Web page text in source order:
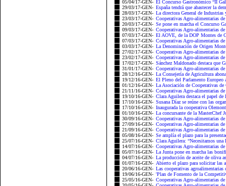
05/04/17-GEN- El Concurso Gastronómico “II
29/03/17-GEN- España tendrá que abastecer la
28/03/17-GEN- La directora General de
23/03/17-GEN- Cooperativas Agro-alimentarias
20/03/17-GEN- Se pone en marcha el Concurso
09/03/17-GEN- Cooperativas Agro-alimentarias
07/03/17-GEN- El AOVE, de la DOP Montes de
07/03/17-GEN- Cooperativas Agro-alimentarias
03/03/17-GEN- La Denominación de Origen
27/02/17-GEN- Cooperativas Agro-alimentarias
23/02/17-GEN- Cooperativas Agro-alimentarias
17/02/17-GEN- Sánchez Maldonado destaca que
31/01/17-GEN- Cooperativas Agro-alimentarias
28/12/16-GEN- La Consejería de Agricultura
19/12/16-GEN- El Pleno del Parlamento Europeo
01/12/16-GEN- La Asociación de Cooperativas
21/11/16-GEN- Cooperativas Agro-alimentarias
19/10/16-GEN- Clara Aguilera destaca el papel
17/10/16-GEN- Susana Díaz se reúne con las
17/10/16-GEN- Inaugurada la cooperativa
01/10/16-GEN- La concursante de la MasterChef
30/09/16-GEN- Cooperativas Agro-alimentarias
27/09/16-GEN- Cooperativas Agro-alimentarias
21/09/16-GEN- Cooperativas Agro-alimentarias
05/08/16-GEN- Se amplía el plazo para la
25/07/16-GEN- Clara Aguilera: “Necesitamos
14/07/16-GEN- Cooperativas Agro-alimentarias
05/07/16-GEN- La Junta pone en marcha las
04/07/16-GEN- La producción de aceite de oliva
01/07/16-GEN- Abierto el plazo para solicitar las
20/06/16-GEN- Las cooperativas agroalimentarias
19/06/16-GEN- 'Plan de Fomento de la
25/05/16-GEN- Cooperativas Agro-alimentarias